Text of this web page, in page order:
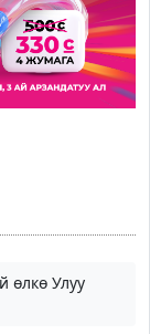
өлкө Улуу